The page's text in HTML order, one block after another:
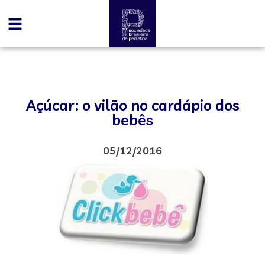
Açúcar: o vilão no cardápio dos
bebês
05/12/2016